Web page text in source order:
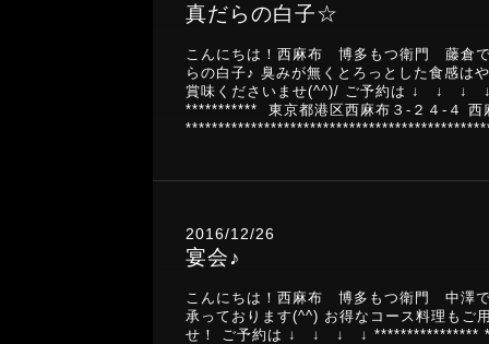
真だらの白子☆
こんにちは！西麻布 博多もつ衛門 藤倉
らの白子♪ 臭みが無くとろっとした食感は
賞味くださいませ(^^)/ ご予約は ↓ ↓ ↓
*********** 東京都港区西麻布３-２４-４
2016/12/26
宴会♪
こんにちは！西麻布 博多もつ衛門 中澤
承っております(^^) お得なコース料理もご
せ！ ご予約は ↓ ↓ ↓ ↓ ****************